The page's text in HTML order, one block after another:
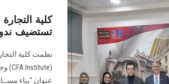
تستضيف
نظمت كلية